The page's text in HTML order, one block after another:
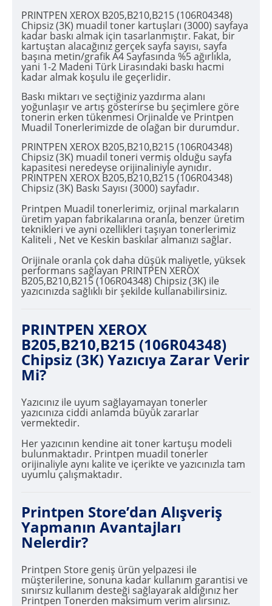
PRINTPEN XEROX B205,B210,B215 (106R04348)
Chipsiz (3K) muadil toner kartuşları (3000) sayfaya
kadar baskı almak için tasarlanmıştır. Fakat, bir
kartuştan alacağınız gerçek sayfa sayısı, sayfa
başına metin/grafik A4 Sayfasında %5 ağırlıkla,
yani 1-2 Madeni Türk Lirasındaki baskı hacmi
kadar almak koşulu ile geçerlidir.
Baskı miktarı ve seçtiğiniz yazdırma alanı
yoğunlaşır ve artış gösterirse bu şeçimlere göre
tonerin erken tükenmesi Orjinalde ve Printpen
Muadil Tonerlerimizde de olağan bir durumdur.
PRINTPEN XEROX B205,B210,B215 (106R04348)
Chipsiz (3K) muadil toneri vermiş olduğu sayfa
kapasitesi neredeyse orijinaliniyle aynıdır.
PRINTPEN XEROX B205,B210,B215 (106R04348)
Chipsiz (3K) Baskı Sayısı (3000) sayfadır.
Printpen Muadil tonerlerimiz, orjinal markaların
üretim yapan fabrikalarına oranla, benzer üretim
teknikleri ve ayni ozellikleri taşıyan tonerlerimiz
Kaliteli , Net ve Keskin baskılar almanızı sağlar.
Orijinale oranla çok daha düşük maliyetle, yüksek
performans sağlayan PRINTPEN XEROX
B205,B210,B215 (106R04348) Chipsiz (3K) ile
yazıcınızda sağlıklı bir şekilde kullanabilirsiniz.
PRINTPEN XEROX
B205,B210,B215 (106R04348)
Chipsiz (3K) Yazıcıya Zarar Verir
Mi?
Yazıcınız ile uyum sağlayamayan tonerler
yazıcınıza ciddi anlamda büyük zararlar
vermektedir.
Her yazıcının kendine ait toner kartuşu modeli
bulunmaktadır. Printpen muadil tonerler
orijinaliyle aynı kalite ve içerikte ve yazıcınızla tam
uyumlu çalışmaktadır.
Printpen Store’dan Alışveriş
Yapmanın Avantajları
Nelerdir?
Printpen Store geniş ürün yelpazesi ile
müşterilerine, sonuna kadar kullanım garantisi ve
sınırsız kullanım desteği sağlayarak aldığınız her
Printpen Tonerden maksimum verim alırsınız.